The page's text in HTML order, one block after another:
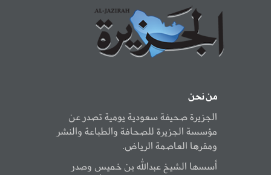
من نحن
الجزيرة صحيفة سعودية يومية تصدر عن
مؤسسة الجزيرة للصحافة والطباعة والنشر
ومقرها العاصمة الرياض.
أسسها الشيخ عبدالله بن خميس وصدر